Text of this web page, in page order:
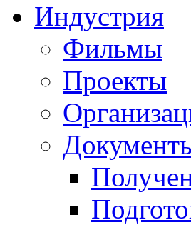
Индустрия
Фильмы
Проекты